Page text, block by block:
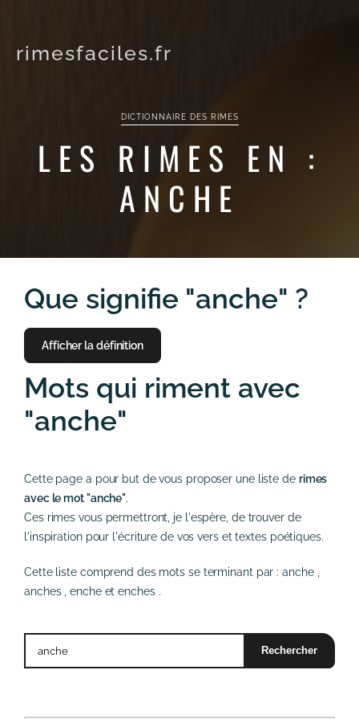
rimesfaciles.fr
DICTIONNAIRE DES RIMES
LES RIMES EN :
ANCHE
Que signifie "anche" ?
Afficher la définition
Mots qui riment avec
"anche"
Cette page a pour but de vous proposer une liste de rimes
avec le mot "anche".
Ces rimes vous permettront, je l'espère, de trouver de
l'inspiration pour l'écriture de vos vers et textes poétiques.
Cette liste comprend des mots se terminant par :anche,
anches,encheetenches.